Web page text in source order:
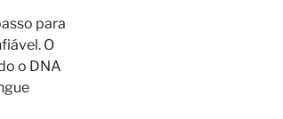
para
O
o DNA